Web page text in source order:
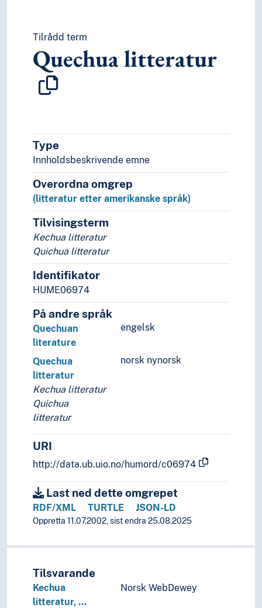
Tilrådd term
Quechua litteratur
Type
Innholdsbeskrivende emne
Overordna omgrep
(litteratur etter amerikanske språk)
Tilvisingsterm
Kechua litteratur
Quichua litteratur
Identifikator
HUME06974
På andre språk
engelsk
Quechuan
literature
norsk nynorsk
Quechua
litteratur
Kechua litteratur
Quichua
litteratur
URI
http://data.ub.uio.no/humord/c06974
Last ned dette omgrepet
RDF/XML TURTLE JSON-LD
Oppretta 11.07.2002, sist endra 25.08.2025
Tilsvarande
Kechua
litteratur, …
Norsk WebDewey